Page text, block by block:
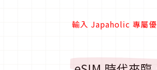
輸入 Japaholic 專屬